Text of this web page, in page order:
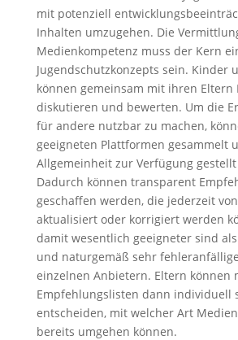
mit potenziell
Inhalten umzugehen. Die
Medienkompetenz muss der Kern
Jugendschutzkonzepts sein. Kinder
können gemeinsam mit ihren
diskutieren und bewerten. Um die
für andere nutzbar zu machen,
geeigneten Plattformen gesammelt
Allgemeinheit zur Verfügung
Dadurch können transparent
geschaffen werden, die jederzeit
aktualisiert oder korrigiert werden
damit wesentlich geeigneter sind
und naturgemäß sehr
einzelnen Anbietern. Eltern können
Empfehlungslisten dann individuell
entscheiden, mit welcher Art
bereits umgehen können.